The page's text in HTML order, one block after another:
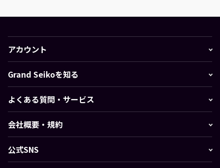
アカウント
Grand Seikoを知る
よくある質問・サービス
会社概要・規約
公式SNS